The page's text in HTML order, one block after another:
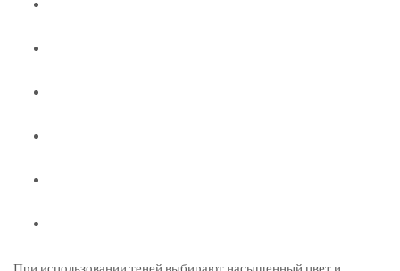
При использовании теней выбирают насыщенный цвет и